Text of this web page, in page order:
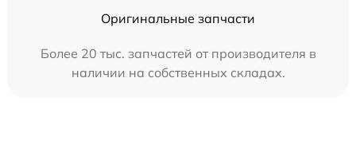
Оригинальные запчасти
Более 20 тыс. запчастей от производителя в
наличии на собственных складах.